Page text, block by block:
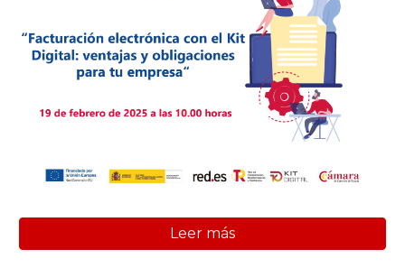
Leer más